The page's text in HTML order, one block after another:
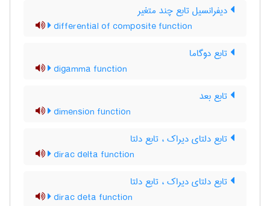
دیفرانسیل تابع چند متغیر
differential of composite function
تابع دوگاما
digamma function
تابع بعد
dimension function
تابع دلتای دیراک ، تابع دلتا
dirac delta function
تابع دلتای دیراک ، تابع دلتا
dirac deta function